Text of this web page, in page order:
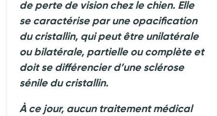
de perte de vision chez le chien. Elle
se caractérise par une opacification
du cristallin, qui peut être unilatérale
ou bilatérale, partielle ou complète et
doit se différencier d’une sclérose
sénile du cristallin.
À ce jour, aucun traitement médical